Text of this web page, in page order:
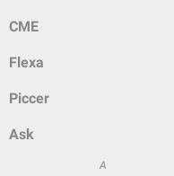
CME
Flexa
Piccer
Ask
A